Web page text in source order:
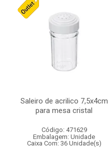
Saleiro de acrilico 7,5x4cm
para mesa cristal
Código: 471629
Embalagem: Unidade
Caixa Com: 36 Unidade(s)